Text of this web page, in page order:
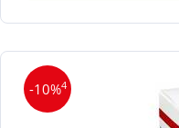
-10%4